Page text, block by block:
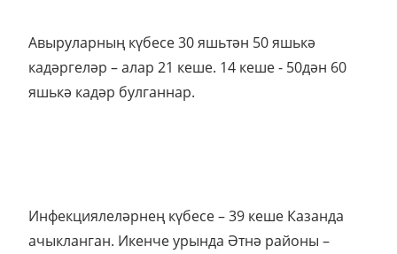
Авыруларның күбесе 30 яшьтән 50 яшькә
кадәргеләр – алар 21 кеше. 14 кеше - 50дән 60
яшькә кадәр булганнар.
Инфекциялеләрнең күбесе – 39 кеше Казанда
ачыкланган. Икенче урында Әтнә районы –